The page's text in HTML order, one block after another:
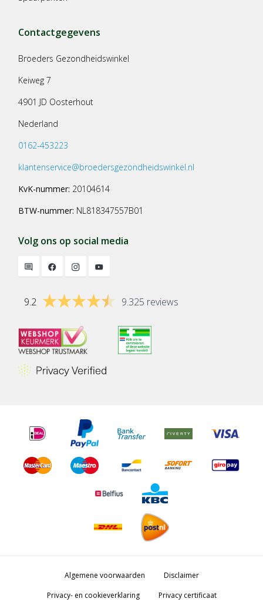
Contactgegevens
Broeders Gezondheidswinkel
Keiweg 7
4901 JD Oosterhout
Nederland
0162-453223
klantenservice@broedersgezondheidswinkel.nl
KvK-nummer: 20104614
BTW-nummer: NL818347557B01
Volg ons op social media
9.2 9.325 reviews
Algemene voorwaarden
Disclaimer
Privacy- en cookieverklaring
Privacy certificaat